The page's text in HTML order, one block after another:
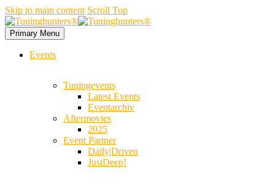
Skip to main content Scroll Top
Primary Menu
Events
Tuningevents
Latest Events
Eventarchiv
Aftermovies
2025
Event Partner
Daily|Driven
JustDeep!